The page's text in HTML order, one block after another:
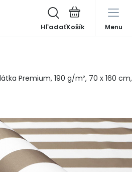
Hľadať Menu
Premium, 190 g/m², 70 x 160